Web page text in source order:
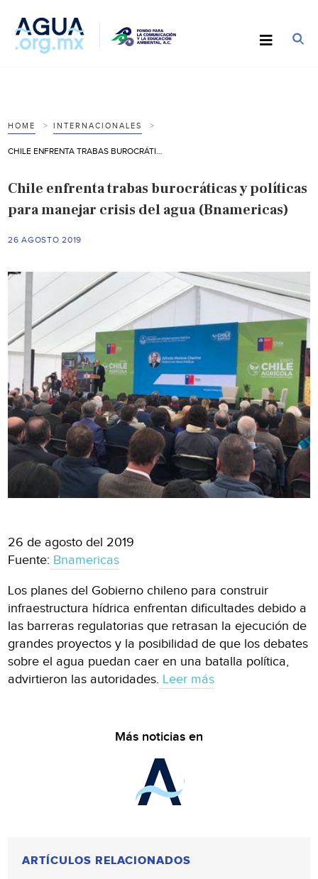
HOME INTERNACIONALES
Chile enfrenta trabas burocráticas y políticas
para manejar crisis del agua (Bnamericas)
26 AGOSTO 2019
26 de agosto del 2019
Fuente: Bnamericas
Los planes del Gobierno chileno para construir
infraestructura hídrica enfrentan dificultades debido a
las barreras regulatorias que retrasan la ejecución de
grandes proyectos y la posibilidad de que los debates
sobre el agua puedan caer en una batalla política,
advirtieron las autoridades. Leer más
Más noticias en
ARTÍCULOS RELACIONADOS